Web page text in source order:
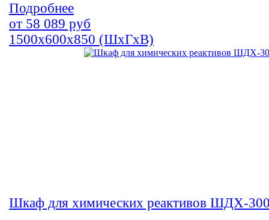
Подробнее
от 58 089 руб
1500х600х850 (ШхГхВ)
Шкаф для химических реактивов ШДХ-